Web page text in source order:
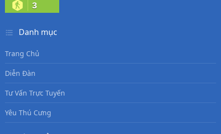
3
Danh mục
Trang Chủ
Diễn Đàn
Tư Vấn Trực Tuyến
Yêu Thú Cưng